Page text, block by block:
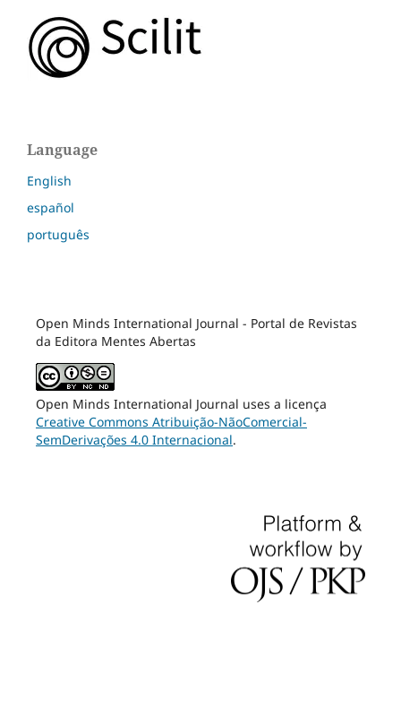
Language
English
español
português
Open Minds International Journal - Portal de Revistas
da Editora Mentes Abertas
Open Minds International Journal uses a licença
Creative Commons Atribuição-NãoComercial-
SemDerivações 4.0 Internacional.